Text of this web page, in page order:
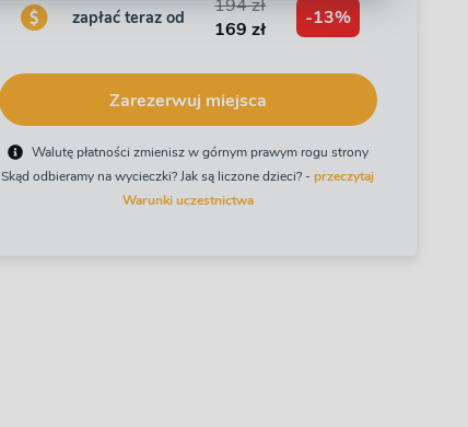
zapłać teraz od
194 zł
169 zł
-13%
Zarezerwuj miejsca
Walutę płatności zmienisz w górnym prawym rogu strony
Skąd odbieramy na wycieczki? Jak są liczone dzieci? -przeczytaj
Warunki uczestnictwa